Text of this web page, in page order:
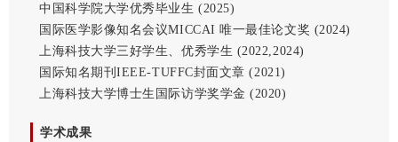
中国科学院大学优秀毕业生 (2025)
国际医学影像知名会议MICCAI 唯一最佳论文奖 (2024)
上海科技大学三好学生、优秀学生 (2022,2024)
国际知名期刊IEEE-TUFFC封面文章 (2021)
上海科技大学博士生国际访学奖学金 (2020)
学术成果